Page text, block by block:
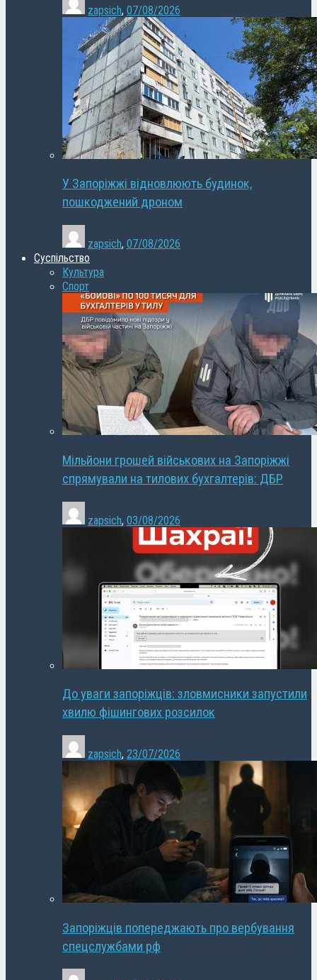
zapsich, 07/08/2026
У Запоріжжі відновлюють будинок,
пошкоджений дроном
zapsich, 07/08/2026
Суспільство
Культура
Спорт
Мільйони грошей військових на Запоріжжі
спрямували на тилових бухгалтерів: ДБР
zapsich, 03/08/2026
До уваги запоріжців: зловмисники запустили
хвилю фішингових розсилок
zapsich, 23/07/2026
Запоріжців попереджають про вербування
спецслужбами рф